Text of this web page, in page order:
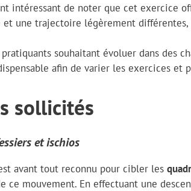
intéressant de noter que cet exercice
et une trajectoire légèrement différentes,
souhaitant évoluer dans des
afin de varier les exercices et
sollicités
et ischios
avant tout reconnu pour cibler les
ce mouvement. En effectuant une